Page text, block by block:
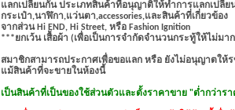
แลกเปลี่ยนกัน ประเภทสินค้าที่อนุญาติให้ทำการแลกเปลี่ย
กระเป๋า,นาฬิกา,แว่นตา,accessories,และสินค้าที่เกี่ยวข้อง
จากส่วน Hi END, Hi Street, หรือ Fashion Ignition
***ยกเว้น เสื้อผ้า (เพื่อเป็นการจำกัดจำนวนกระทู้ให้ไม่มา
สมาชิกสามารถประกาศเพื่อขอแลก หรือ ยังไม่อนุญาตให้
แม้สินค้าที่จะขายในห้องนี้
เป็นสินค้าที่เป็นของใช้ส่วนตัวและตั้งราคาขาย "ต่ำกว่าร